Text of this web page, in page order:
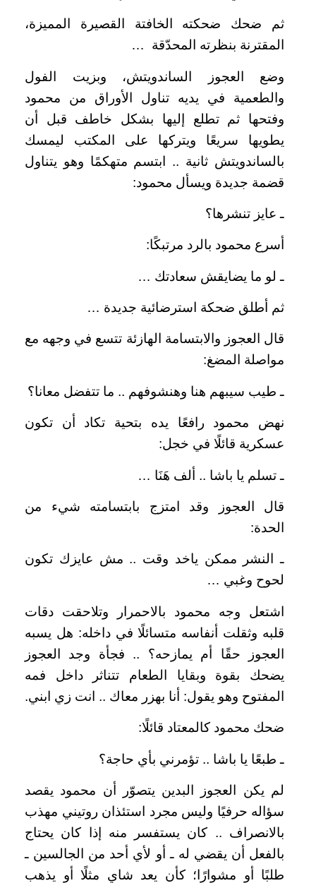
ثم ضحك ضحكته الخافتة القصيرة المميزة،
المقترنة بنظرته المحدّقة …
وضع العجوز الساندويتش، وبزيت الفول
والطعمية في يديه تناول الأوراق من محمود
وفتحها ثم تطلع إليها بشكل خاطف قبل أن
يطويها سريعًا ويتركها على المكتب ليمسك
بالساندويتش ثانية .. ابتسم متهكمًا وهو يتناول
قضمة جديدة ويسأل محمود:
ـ عايز تنشرها؟
أسرع محمود بالرد مرتبكًا:
ـ لو ما يضايقش سعادتك …
ثم أطلق ضحكة استرضائية جديدة …
قال العجوز والابتسامة الهازئة تتسع في وجهه مع
مواصلة المضغ:
ـ طيب سيبهم هنا وهنشوفهم .. ما تتفضل معانا؟
نهض محمود رافعًا يده بتحية تكاد أن تكون
عسكرية قائلًا في خجل:
ـ تسلم يا باشا .. ألف هَنَا …
قال العجوز وقد امتزج بابتسامته شيء من
الحدة:
ـ النشر ممكن ياخد وقت .. مش عايزك تكون
لحوح وغبي …
اشتعل وجه محمود بالاحمرار وتلاحقت دقات
قلبه وثقلت أنفاسه متسائلًا في داخله: هل يسبه
العجوز حقًا أم يمازحه؟ .. فجأة وجد العجوز
يضحك بقوة وبقايا الطعام تتناثر داخل فمه
المفتوح وهو يقول: أنا بهزر معاك .. انت زي ابني.
ضحك محمود كالمعتاد قائلًا:
ـ طبعًا يا باشا .. تؤمرني بأي حاجة؟
لم يكن العجوز البدين يتصوّر أن محمود يقصد
سؤاله حرفيًا وليس مجرد استئذان روتيني مهذب
بالانصراف .. كان يستفسر منه إذا كان يحتاج
بالفعل أن يقضي له ـ أو لأي أحد من الجالسين ـ
طلبًا أو مشوارًا؛ كأن يعد شاي مثلًا أو يذهب